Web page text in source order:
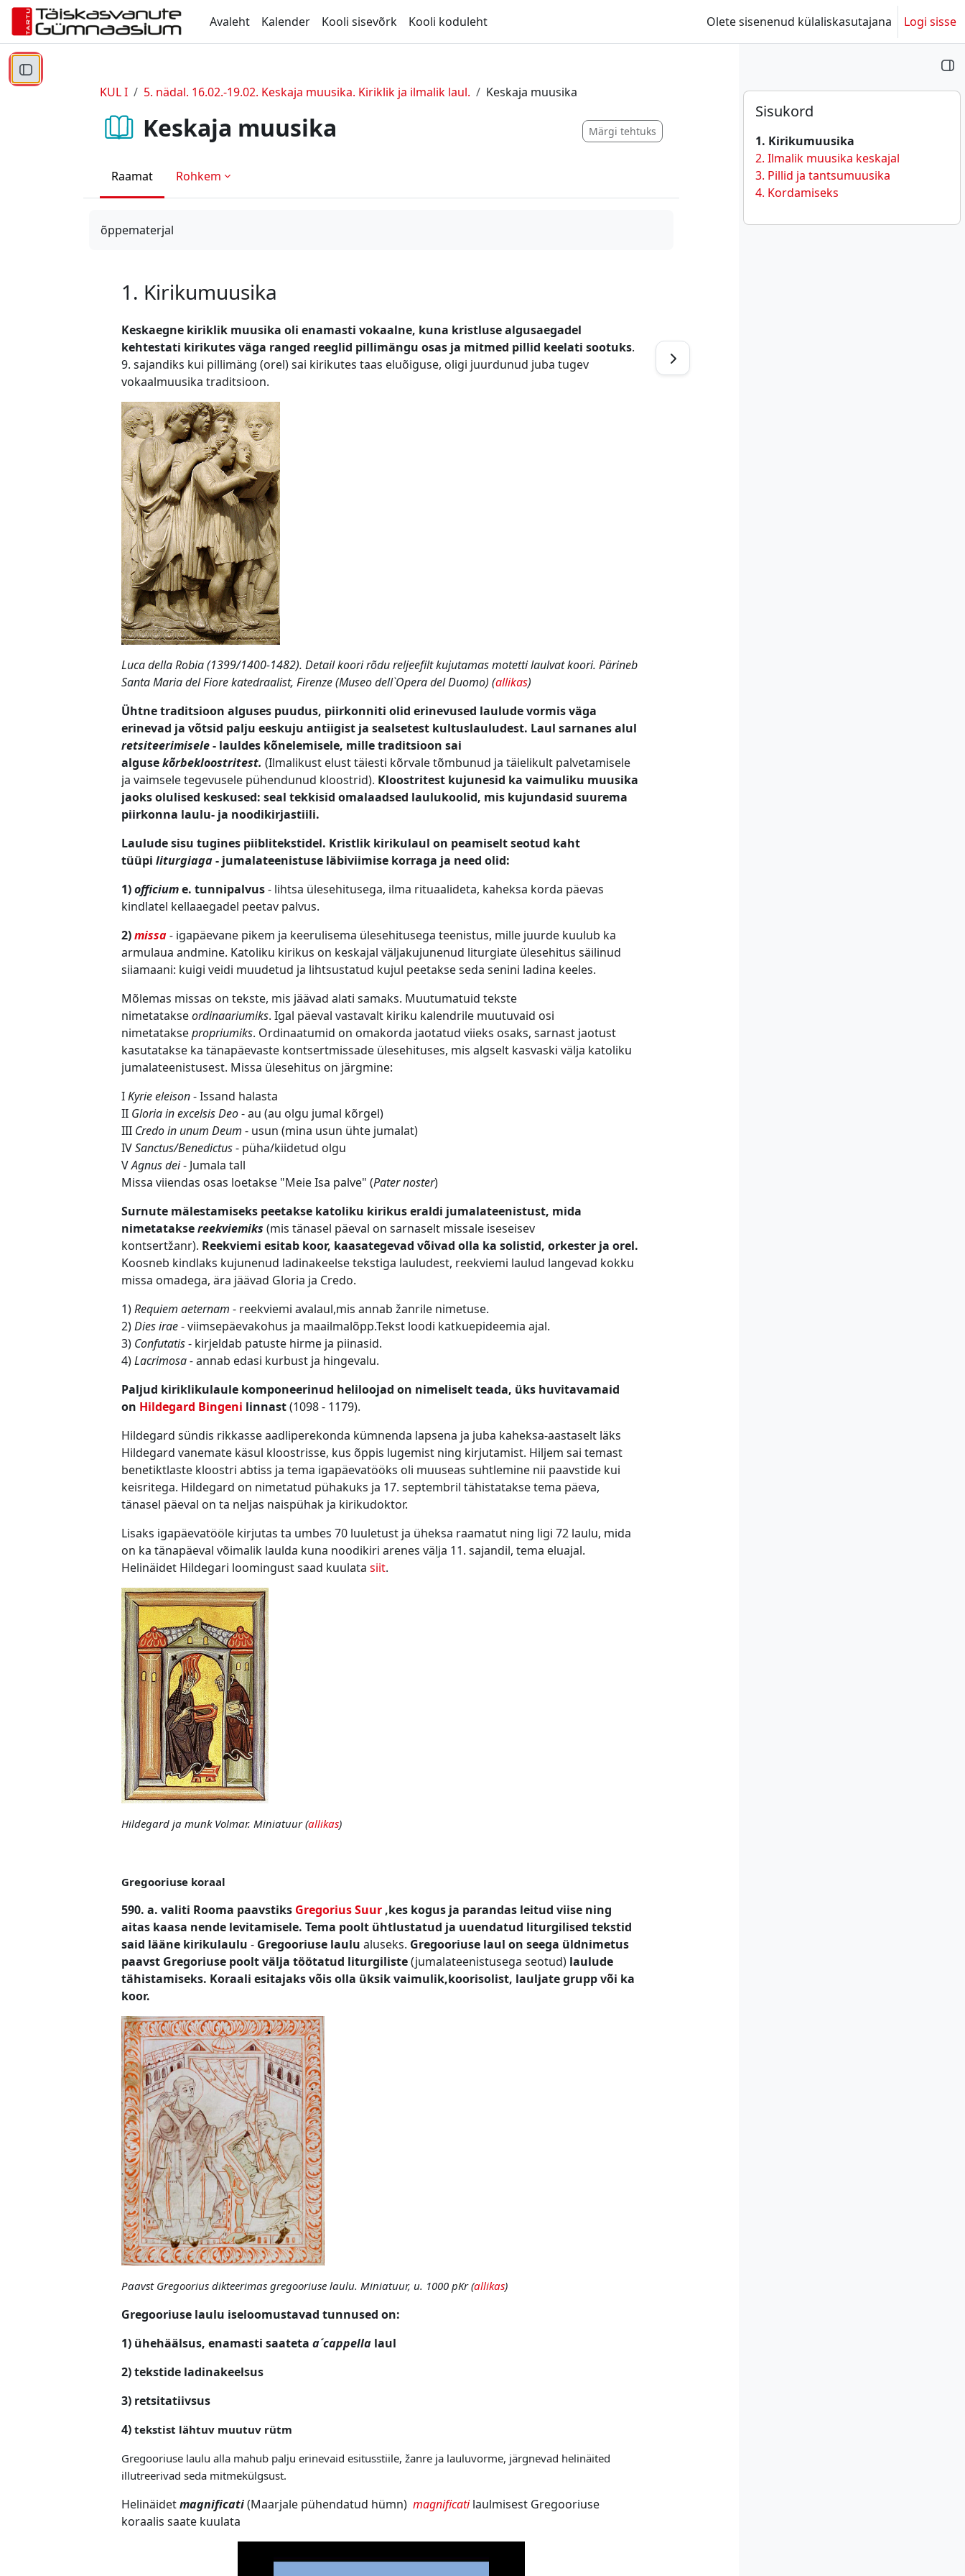
Jäta vahele peasisuni
Avaleht
Kalender Kooli sisevõrk Kooli koduleht Olete sisenenud külaliskasutajana Logi sisse
Plokid
Jäta vahele Sisukord
Sisukord
1. Kirikumuusika
2. Ilmalik muusika keskajal
3. Pillid ja tantsumuusika
4. Kordamiseks
Ava kursuse sisukord
KUL I
5. nädal. 16.02.-19.02. Keskaja muusika. Kiriklik ja ilmalik laul. Keskaja muusika
Keskaja muusika Märgi tehtuks
Raamat Rohkem
õppematerjal
1. Kirikumuusika
Keskaegne kiriklik muusika oli enamasti vokaalne, kuna kristluse algusaegadel
kehtestati kirikutes väga ranged reeglid pillimängu osas ja mitmed pillid keelati sootuks.
9. sajandiks kui pillimäng (orel) sai kirikutes taas eluõiguse, oligi juurdunud juba tugev
vokaalmuusika traditsioon.
Luca della Robia (1399/1400-1482). Detail koori rõdu reljeefilt kujutamas motetti laulvat koori. Pärineb
Santa Maria del Fiore katedraalist, Firenze (Museo dell`Opera del Duomo) (allikas)
Ühtne traditsioon alguses puudus, piirkonniti olid erinevused laulude vormis väga
erinevad ja võtsid palju eeskuju antiigist ja sealsetest kultuslauludest. Laul sarnanes alul
retsiteerimisele- lauldes kõnelemisele, mille traditsioon sai
algusekõrbekloostritest. (Ilmalikust elust täiesti kõrvale tõmbunud ja täielikult palvetamisele
ja vaimsele tegevusele pühendunud kloostrid). Kloostritest kujunesid ka vaimuliku muusika
jaoks olulised keskused: seal tekkisid omalaadsed laulukoolid, mis kujundasid suurema
piirkonna laulu- ja noodikirjastiili.
Laulude sisu tugines piiblitekstidel. Kristlik kirikulaul on peamiselt seotud kaht
tüüpi liturgiaga- jumalateenistuse läbiviimise korraga ja need olid:
1)officiume. tunnipalvus- lihtsa ülesehitusega, ilma rituaalideta, kaheksa korda päevas
kindlatel kellaaegadel peetav palvus.
2) missa-igapäevane pikem ja keerulisema ülesehitusega teenistus, mille juurde kuulub ka
armulaua andmine. Katoliku kirikus on keskajal väljakujunenud liturgiate ülesehitus säilinud
siiamaani: kuigi veidi muudetud ja lihtsustatud kujul peetakse seda senini ladina keeles.
Mõlemas missas on tekste, mis jäävad alati samaks. Muutumatuid tekste
nimetatakseordinaariumiks. Igal päeval vastavalt kiriku kalendrile muutuvaid osi
nimetataksepropriumiks. Ordinaatumid on omakorda jaotatud viieks osaks, sarnast jaotust
kasutatakse ka tänapäevaste kontsertmissade ülesehituses, mis algselt kasvaski välja katoliku
jumalateenistusest. Missa ülesehitus on järgmine:
IKyrie eleison- Issand halasta
II Gloria in excelsis Deo- au (au olgu jumal kõrgel)
III Credo in unum Deum - usun (mina usun ühte jumalat)
IVSanctus/Benedictus- püha/kiidetud olgu
VAgnus dei- Jumala tall
Missa viiendas osas loetakse "Meie Isa palve" (Pater noster)
Surnute mälestamiseks peetakse katoliku kirikus eraldi jumalateenistust, mida
nimetataksereekviemiks (mis tänasel päeval on sarnaselt missale iseseisev
kontsertžanr). Reekviemi esitab koor, kaasategevad võivad olla ka solistid, orkester ja orel.
Koosneb kindlaks kujunenud ladinakeelse tekstiga lauludest, reekviemi laulud langevad kokku
missa omadega, ära jäävad Gloria ja Credo.
1)Requiem aeternam - reekviemi avalaul,mis annab žanrile nimetuse.
2)Dies irae- viimsepäevakohus ja maailmalõpp.Tekst loodi katkuepideemia ajal.
3) Confutatis- kirjeldab patuste hirme ja piinasid.
4)Lacrimosa -annab edasi kurbust ja hingevalu.
Paljud kiriklikulaule komponeerinud heliloojad on nimeliselt teada, üks huvitavamaid
on Hildegard Bingeni linnast(1098 - 1179).
Hildegard sündis rikkasse aadliperekonda kümnenda lapsena ja juba kaheksa-aastaselt läks
Hildegard vanemate käsul kloostrisse, kus õppis lugemist ning kirjutamist. Hiljem sai temast
benetiktlaste kloostri abtiss ja tema igapäevatööks oli muuseas suhtlemine nii paavstide kui
keisritega. Hildegard on nimetatud pühakuks ja 17. septembril tähistatakse tema päeva,
tänasel päeval on ta neljas naispühak ja kirikudoktor.
Lisaks igapäevatööle kirjutas ta umbes 70 luuletust ja üheksa raamatut ning ligi 72 laulu, mida
on ka tänapäeval võimalik laulda kuna noodikiri arenes välja 11. sajandil, tema eluajal.
Helinäidet Hildegari loomingust saad kuulata siit.
Hildegard ja munk Volmar. Miniatuur (allikas)
Gregooriuse koraal
590. a. valiti Rooma paavstiks Gregorius Suur ,keskogus ja parandas leitud viise ning
aitas kaasa nende levitamisele. Tema poolt ühtlustatud ja uuendatud liturgilised tekstid
said lääne kirikulaulu - Gregooriuse laulu aluseks. Gregooriuse laul on seega üldnimetus
paavst Gregoriuse poolt välja töötatud liturgiliste(jumalateenistusega seotud)laulude
tähistamiseks. Koraali esitajaks võis olla üksik vaimulik,koorisolist, lauljate grupp või ka
koor.
Paavst Gregoorius dikteerimas gregooriuse laulu. Miniatuur, u. 1000 pKr (allikas)
Gregooriuse laulu iseloomustavad tunnused on:
1) ühehäälsus, enamasti saateta a´cappellalaul
2) tekstide ladinakeelsus
3) retsitatiivsus
4) tekstist lähtuv muutuv rütm
Gregooriuse laulu alla mahub palju erinevaid esitusstiile, žanre ja lauluvorme, järgnevad helinäited
illutreerivad seda mitmekülgsust.
Helinäidetmagnificati (Maarjale pühendatud hümn) magnificati laulmisest Gregooriuse
koraalis saate kuulata